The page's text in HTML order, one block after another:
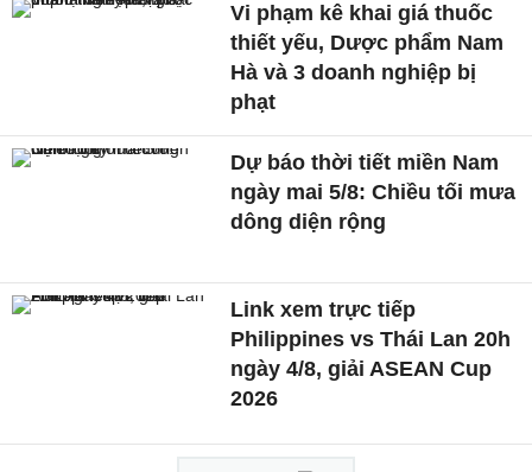
Vi phạm kê khai giá thuốc
thiết yếu, Dược phẩm Nam
Hà và 3 doanh nghiệp bị
phạt
Dự báo thời tiết miền Nam
ngày mai 5/8: Chiều tối mưa
dông diện rộng
Link xem trực tiếp
Philippines vs Thái Lan 20h
ngày 4/8, giải ASEAN Cup
2026